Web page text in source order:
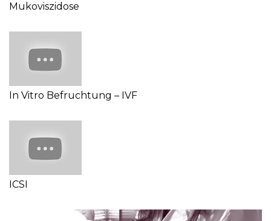
Mukoviszidose
In Vitro Befruchtung – IVF
ICSI